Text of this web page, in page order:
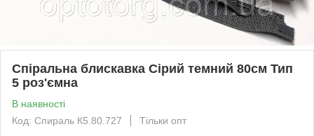
Спіральна блискавка Сірий темний 80см Тип
5 роз'ємна
В наявності
Код: Спираль К5.80.727
Тільки опт